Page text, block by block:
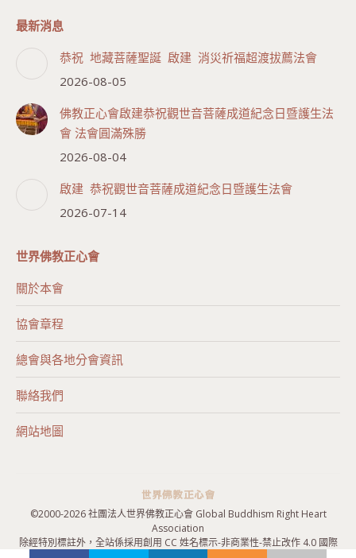
最新消息
恭祝 地藏菩薩聖誕 啟建 消災祈福超渡拔薦法會
2026-08-05
佛教正心會啟建恭祝觀世音菩薩成道紀念日暨護生法
會 法會圓滿殊勝
2026-08-04
啟建 恭祝觀世音菩薩成道紀念日暨護生法會
2026-07-14
世界佛教正心會
關於本會
協會章程
總會與各地分會資訊
聯絡我們
網站地圖
©2000-2026 社團法人世界佛教正心會 Global Buddhism Right Heart
Association
除經特別標註外，全站係採用創用 CC 姓名標示-非商業性-禁止改作 4.0 國際